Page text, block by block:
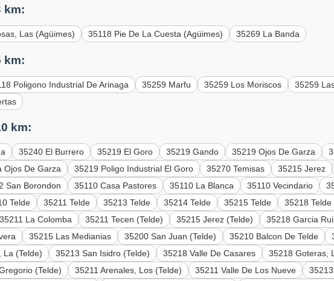
km:
Las (Agüimes) 35118 Pie De La Cuesta (Agüimes) 35269 La Banda
km:
Poligono Industrial De Arinaga 35259 Marfu 35259 Los Moriscos 35259
km:
35240 El Burrero 35219 El Goro 35219 Gando 35219 Ojos De Garza
Ojos De Garza 35219 Poligo Industrial El Goro 35270 Temisas 35215 Jerez
San Borondon 35110 Casa Pastores 35110 La Blanca 35110 Vecindario
Telde 35211 Telde 35213 Telde 35214 Telde 35215 Telde 35218 Telde
35211 La Colomba 35211 Tecen (Telde) 35215 Jerez (Telde) 35218 Garcia
35215 Las Medianias 35200 San Juan (Telde) 35210 Balcon De Telde
La (Telde) 35213 San Isidro (Telde) 35218 Valle De Casares
35218 Goteras,
(Telde) 35211 Arenales, Los (Telde) 35211 Valle De Los Nueve